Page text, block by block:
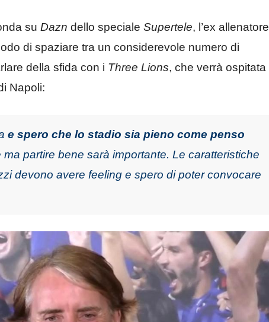
su Dazn dello speciale Supertele, l’ex allenatore
di spaziare tra un considerevole numero di
della sfida con i Three Lions, che verrà ospitata
Napoli:
e spero che lo stadio sia pieno come penso
ma partire bene sarà importante. Le caratteristiche
devono avere feeling e spero di poter convocare